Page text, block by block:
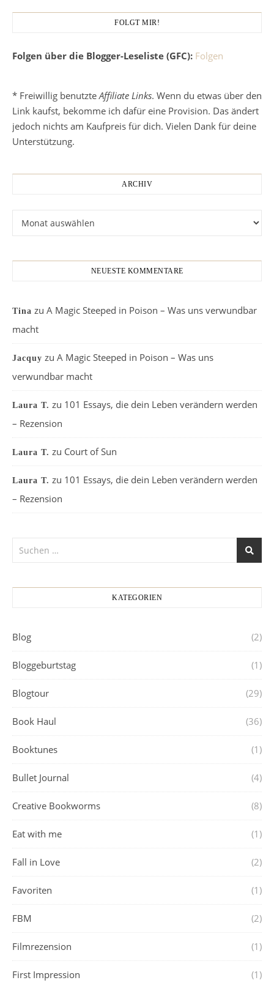
FOLGT MIR!
Folgen über die Blogger-Leseliste (GFC): Folgen
* Freiwillig benutzte Affiliate Links. Wenn du etwas über den
Link kaufst, bekomme ich dafür eine Provision. Das ändert
jedoch nichts am Kaufpreis für dich. Vielen Dank für deine
Unterstützung.
ARCHIV
NEUESTE KOMMENTARE
Tina zu A Magic Steeped in Poison – Was uns verwundbar
macht
Jacquy zu A Magic Steeped in Poison – Was uns
verwundbar macht
Laura T. zu 101 Essays, die dein Leben verändern werden
– Rezension
Laura T. zu Court of Sun
Laura T. zu 101 Essays, die dein Leben verändern werden
– Rezension
KATEGORIEN
Blog (2)
Bloggeburtstag (1)
Blogtour (29)
Book Haul (36)
Booktunes (1)
Bullet Journal (4)
Creative Bookworms (8)
Eat with me (1)
Fall in Love (2)
Favoriten (1)
FBM (2)
Filmrezension (1)
First Impression (1)